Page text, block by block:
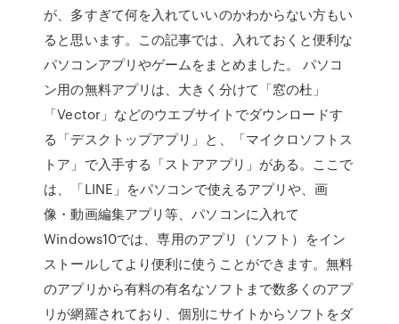
が、多すぎて何を入れていいのかわからない方もい
ると思います。この記事では、入れておくと便利な
パソコンアプリやゲームをまとめました。 パソコ
ン用の無料アプリは、大きく分けて「窓の杜」
「Vector」などのウエブサイトでダウンロードす
る「デスクトップアプリ」と、「マイクロソフトス
トア」で入手する「ストアアプリ」がある。ここで
は、「LINE」をパソコンで使えるアプリや、画
像・動画編集アプリ等、パソコンに入れて
Windows10では、専用のアプリ（ソフト）をイン
ストールしてより便利に使うことができます。無料
のアプリから有料の有名なソフトまで数多くのアプ
リが網羅されており、個別にサイトからソフトをダ